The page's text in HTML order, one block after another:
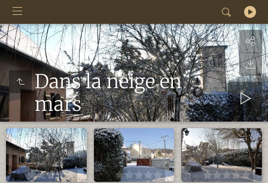
Dans la neige en
mars